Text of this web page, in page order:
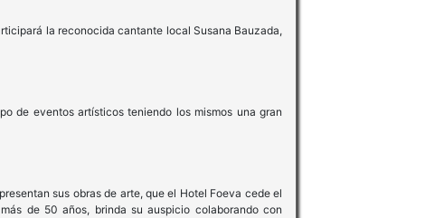
la reconocida cantante local Susana Bauzada,
eventos artísticos teniendo los mismos una gran
sus obras de arte, que el Hotel Foeva cede el
de 50 años, brinda su auspicio colaborando con